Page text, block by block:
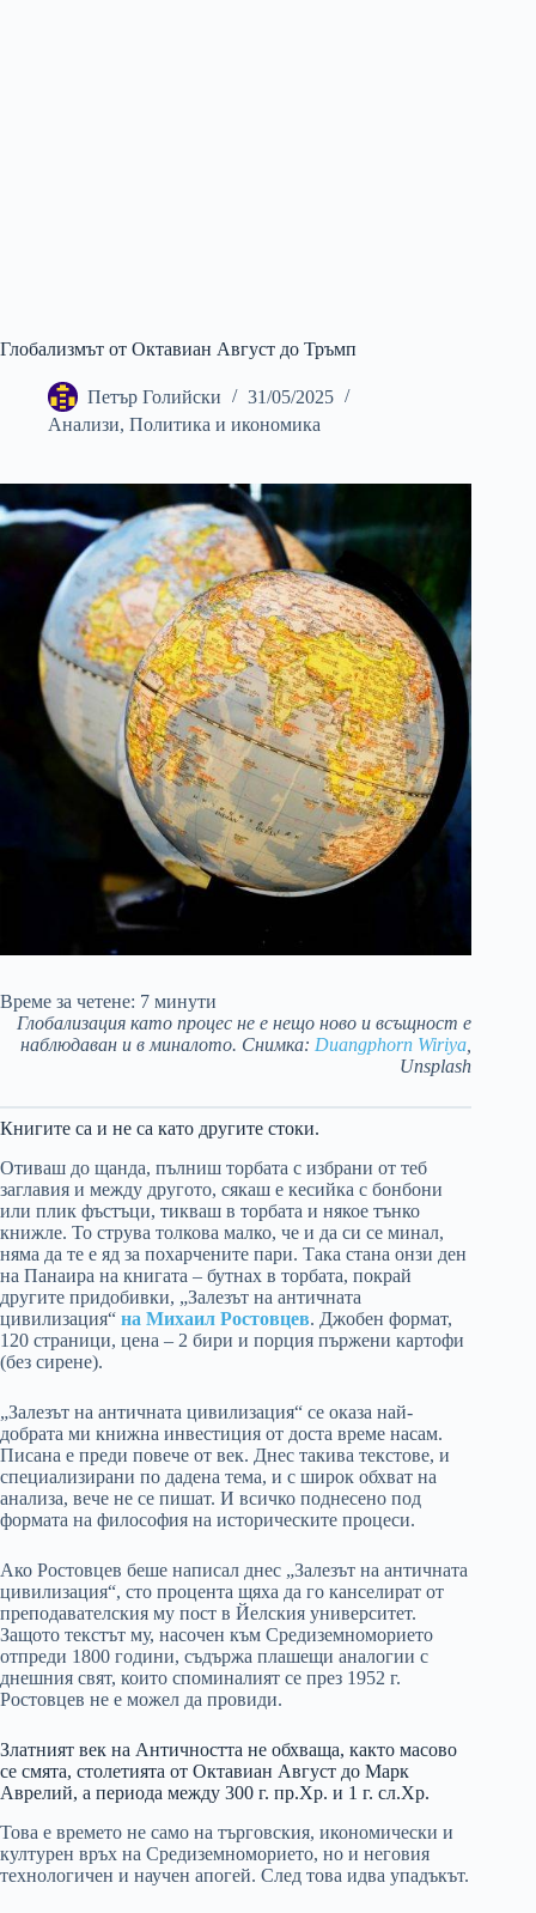
Глобализмът от Октавиан Август до Тръмп
Петър Голийски
31/05/2025
Анализи, Политика и икономика
Време за четене: 7 минути
Глобализация като процес не е нещо ново и всъщност е
наблюдаван и в миналото. Снимка: Duangphorn Wiriya
Unsplash
Книгите са и не са като другите стоки.
Отиваш до щанда, пълниш торбата с избрани от теб
заглавия и между другото, сякаш е кесийка с бонбони
или плик фъстъци, тикваш в торбата и някое тънко
книжле. То струва толкова малко, че и да си се минал,
няма да те е яд за похарчените пари. Така стана онзи ден
на Панаира на книгата – бутнах в торбата, покрай
другите придобивки, „Залезът на античната
цивилизация“ на Михаил Ростовцев. Джобен формат,
120 страници, цена – 2 бири и порция пържени картофи
(без сирене).
„Залезът на античната цивилизация“ се оказа най-
добрата ми книжна инвестиция от доста време насам.
Писана е преди повече от век. Днес такива текстове, и
специализирани по дадена тема, и с широк обхват на
анализа, вече не се пишат. И всичко поднесено под
формата на философия на историческите процеси.
Ако Ростовцев беше написал днес „Залезът на античната
цивилизация“, сто процента щяха да го канселират от
преподавателския му пост в Йелския университет.
Защото текстът му, насочен към Средиземноморието
отпреди 1800 години, съдържа плашещи аналогии с
днешния свят, които споминалият се през 1952 г.
Ростовцев не е можел да провиди.
Златният век на Античността не обхваща, както масово
се смята, столетията от Октавиан Август до Марк
Аврелий, а периода между 300 г. пр.Хр. и 1 г. сл.Хр.
Това е времето не само на търговския, икономически и
културен връх на Средиземноморието, но и неговия
технологичен и научен апогей. След това идва упадъкът.